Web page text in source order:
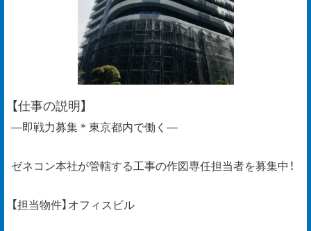
【仕事の説明】
―即戦力募集＊東京都内で働く―
ゼネコン本社が管轄する工事の作図専任担当者を募集中！
【担当物件】オフィスビル